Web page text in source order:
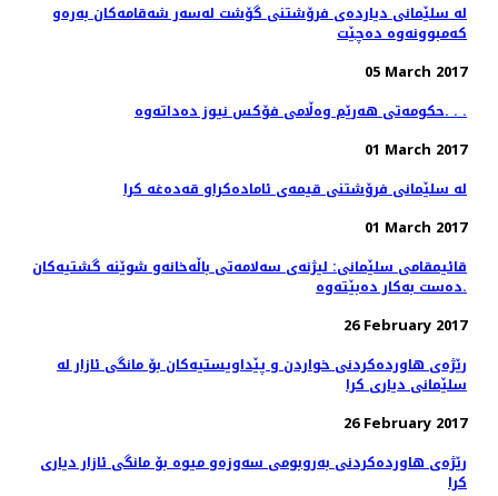
له‌ سلێمانی دیارده‌ی فرۆشتنی گۆشت له‌سه‌ر شه‌قامه‌كان به‌ره‌و
كه‌مبوونه‌وه‌ ده‌چێت
05 March 2017
حکومەتی هەرێم وەڵامی فۆکس نیوز دەداتەوە. . .
01 March 2017
له‌ سلێمانی فرۆشتنی قیمه‌ی ئاماده‌كراو قه‌ده‌غه‌ كرا
01 March 2017
قائیمقامی سلێمانی: لیژنه‌ی سه‌لامه‌تی باڵه‌خانه‌و شوێنه‌ گشتیه‌كان
ده‌ست به‌كار ده‌بێته‌وه‌.
26 February 2017
رێژه‌ی هاورده‌كردنی خواردن و پێداویستیه‌كان بۆ مانگی ئازار له‌
سلێمانی دیاری كرا
26 February 2017
رێژه‌ی هاورده‌كردنی به‌روبومی سه‌وزه‌و میوه‌ بۆ مانگی ئازار دیاری
كرا